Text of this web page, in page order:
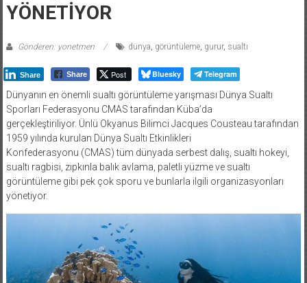
YÖNETİYOR
Gönderen: yonetmen dünya, görüntüleme, gurur, sualtı
Share Share Post Bluesky Telegram
Dünyanın en önemli sualtı görüntüleme yarışması Dünya Sualtı
Sporları Federasyonu CMAS tarafından Küba’da
gerçekleştiriliyor. Ünlü Okyanus Bilimci Jacques Cousteau tarafından
1959 yılında kurulan Dünya Sualtı Etkinlikleri
Konfederasyonu (CMAS) tüm dünyada serbest dalış, sualtı hokeyi,
sualtı ragbisi, zıpkınla balık avlama, paletli yüzme ve sualtı
görüntüleme gibi pek çok sporu ve bunlarla ilgili organizasyonları
yönetiyor.